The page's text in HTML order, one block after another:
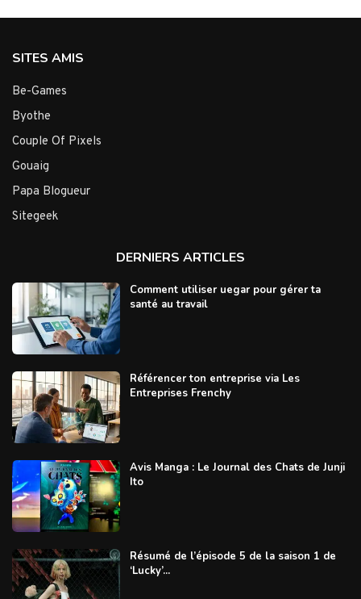
SITES AMIS
Be-Games
Byothe
Couple Of Pixels
Gouaig
Papa Blogueur
Sitegeek
DERNIERS ARTICLES
Comment utiliser uegar pour gérer ta
santé au travail
Référencer ton entreprise via Les
Entreprises Frenchy
Avis Manga : Le Journal des Chats de Junji
Ito
Résumé de l’épisode 5 de la saison 1 de
‘Lucky’...